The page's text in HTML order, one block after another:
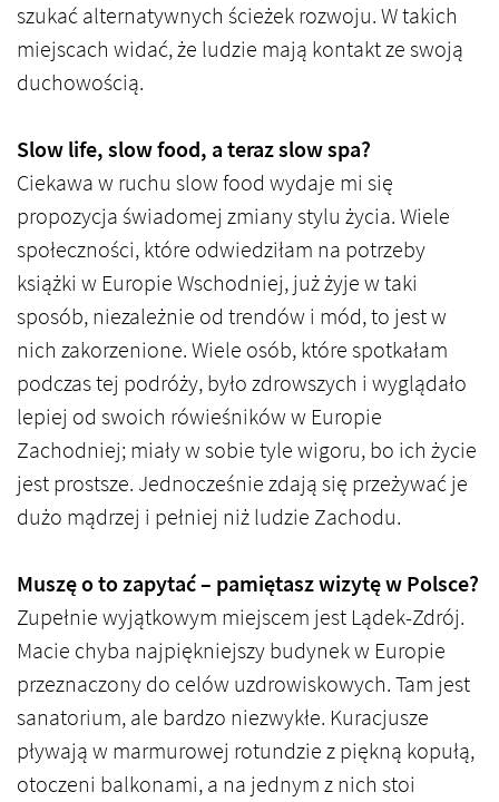
szukać alternatywnych ścieżek rozwoju. W takich
miejscach widać, że ludzie mają kontakt ze swoją
duchowością.
Slow life, slow food, a teraz slow spa?
Ciekawa w ruchu slow food wydaje mi się
propozycja świadomej zmiany stylu życia. Wiele
społeczności, które odwiedziłam na potrzeby
książki w Europie Wschodniej, już żyje w taki
sposób, niezależnie od trendów i mód, to jest w
nich zakorzenione. Wiele osób, które spotkałam
podczas tej podróży, było zdrowszych i wyglądało
lepiej od swoich rówieśników w Europie
Zachodniej; miały w sobie tyle wigoru, bo ich życie
jest prostsze. Jednocześnie zdają się przeżywać je
dużo mądrzej i pełniej niż ludzie Zachodu.
Muszę o to zapytać – pamiętasz wizytę w Polsce?
Zupełnie wyjątkowym miejscem jest Lądek-Zdrój.
Macie chyba najpiękniejszy budynek w Europie
przeznaczony do celów uzdrowiskowych. Tam jest
sanatorium, ale bardzo niezwykłe. Kuracjusze
pływają w marmurowej rotundzie z piękną kopułą,
otoczeni balkonami, a na jednym z nich stoi